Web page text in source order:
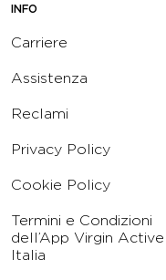
INFO
Carriere
Assistenza
Reclami
Privacy Policy
Cookie Policy
Termini e Condizioni
dell’App Virgin Active
Italia